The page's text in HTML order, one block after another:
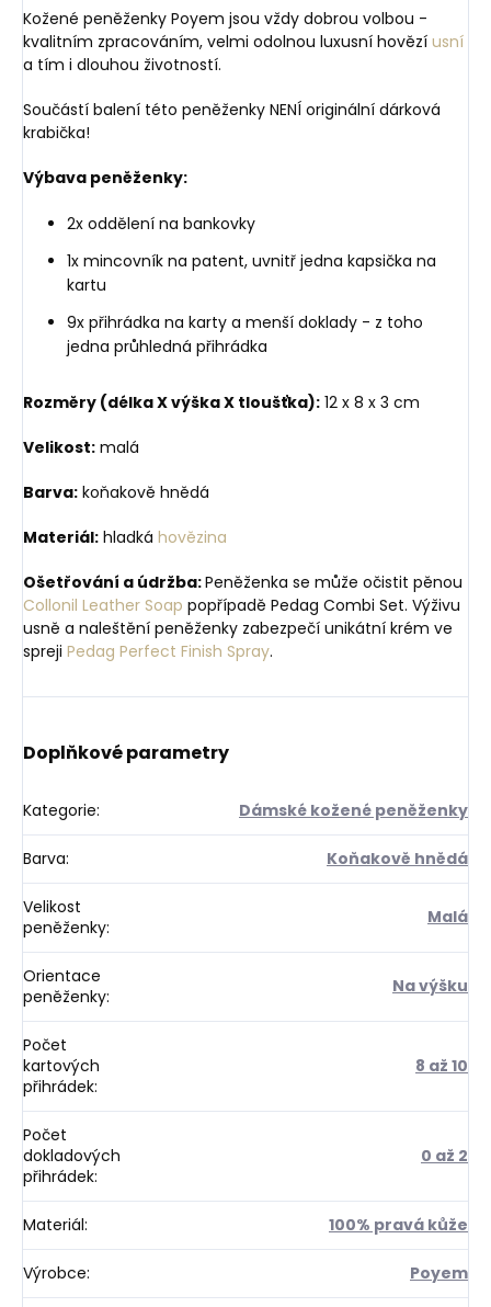
Kožené peněženky Poyem jsou vždy dobrou volbou -
kvalitním zpracováním, velmi odolnou luxusní hovězí usní
a tím i dlouhou životností.
Součástí balení této peněženky NENÍ originální dárková
krabička!
Výbava peněženky:
2x oddělení na bankovky
1x mincovník na patent, uvnitř jedna kapsička na
kartu
9x přihrádka na karty a menší doklady - z toho
jedna průhledná přihrádka
Rozměry (délka X výška X tloušťka): 12 x 8 x 3 cm
Velikost: malá
Barva: koňakově hnědá
Materiál: hladká hovězina
Ošetřování a údržba:Peněženka se může očistit pěnou
Collonil Leather Soap popřípadě Pedag Combi Set. Výživu
usně a naleštění peněženky zabezpečí unikátní krém ve
spreji Pedag Perfect Finish Spray.
Doplňkové parametry
Kategorie: Dámské kožené peněženky
Barva: Koňakově hnědá
Velikost
peněženky: Malá
Orientace
peněženky: Na výšku
Počet
kartových
přihrádek:
8 až 10
Počet
dokladových
přihrádek:
0 až 2
Materiál: 100% pravá kůže
Výrobce: Poyem